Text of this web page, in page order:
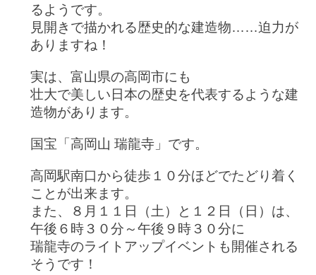
るようです。
見開きで描かれる歴史的な建造物……迫力が
ありますね！
実は、富山県の高岡市にも
壮大で美しい日本の歴史を代表するような建
造物があります。
国宝「高岡山 瑞龍寺」です。
高岡駅南口から徒歩１０分ほどでたどり着く
ことが出来ます。
また、８月１１日（土）と１２日（日）は、
午後６時３０分～午後９時３０分に
瑞龍寺のライトアップイベントも開催される
そうです！